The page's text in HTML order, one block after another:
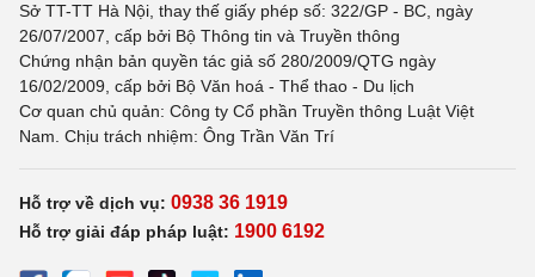
Sở TT-TT Hà Nội, thay thế giấy phép số: 322/GP - BC, ngày
26/07/2007, cấp bởi Bộ Thông tin và Truyền thông
Chứng nhận bản quyền tác giả số 280/2009/QTG ngày
16/02/2009, cấp bởi Bộ Văn hoá - Thể thao - Du lịch
Cơ quan chủ quản: Công ty Cổ phần Truyền thông Luật Việt
Nam. Chịu trách nhiệm: Ông Trần Văn Trí
Hỗ trợ về dịch vụ: 0938 36 1919
Hỗ trợ giải đáp pháp luật: 1900 6192